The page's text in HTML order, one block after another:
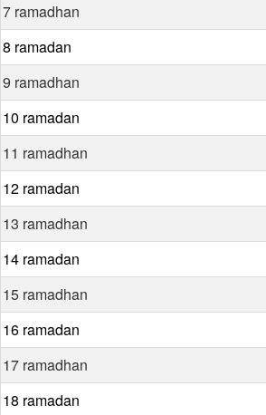
7 ramadhan
8 ramadan
9 ramadhan
10 ramadan
11 ramadhan
12 ramadan
13 ramadhan
14 ramadan
15 ramadhan
16 ramadan
17 ramadhan
18 ramadan